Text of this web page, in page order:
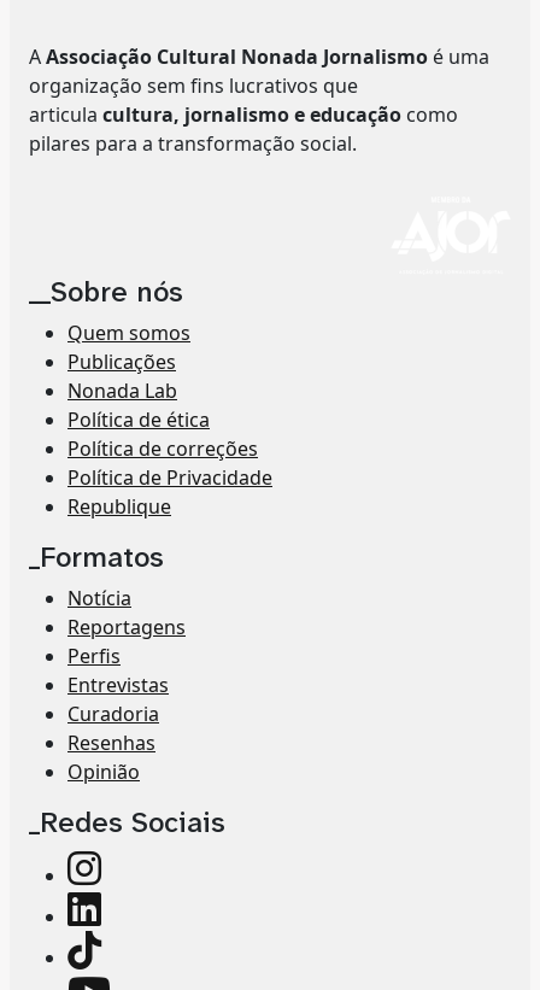
AAssociação Cultural Nonada Jornalismo é uma
organização sem fins lucrativos que
articula cultura, jornalismo e educação como
pilares para a transformação social.
__Sobre nós
Quem somos
Publicações
Nonada Lab
Política de ética
Política de correções
Política de Privacidade
Republique
_Formatos
Notícia
Reportagens
Perfis
Entrevistas
Curadoria
Resenhas
Opinião
_Redes Sociais